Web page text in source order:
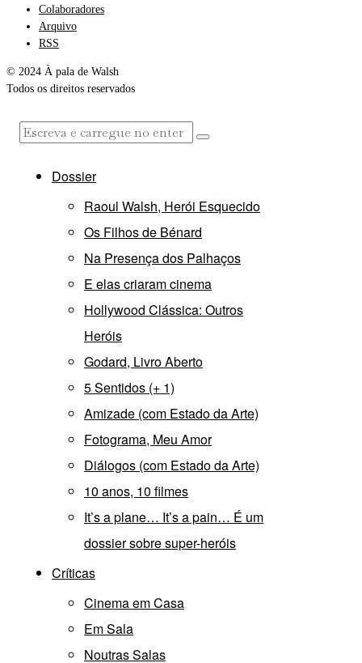
Colaboradores
Arquivo
RSS
© 2024 À pala de Walsh
Todos os direitos reservados
Dossier
Raoul Walsh, Herói Esquecido
Os Filhos de Bénard
Na Presença dos Palhaços
E elas criaram cinema
Hollywood Clássica: Outros
Heróis
Godard, Livro Aberto
5 Sentidos (+ 1)
Amizade (com Estado da Arte)
Fotograma, Meu Amor
Diálogos (com Estado da Arte)
10 anos, 10 filmes
It’s a plane… It’s a pain… É um
dossier sobre super-heróis
Críticas
Cinema em Casa
Em Sala
Noutras Salas